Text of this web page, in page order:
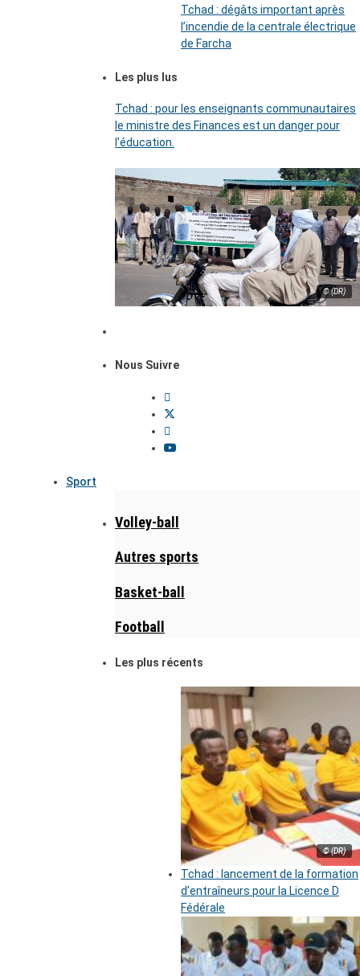
Tchad : dégâts important après
l’incendie de la centrale électrique
de Farcha
Les plus lus
Tchad : pour les enseignants communautaires
le ministre des Finances est un danger pour
l’éducation.
© (DR)
Nous Suivre
Sport
Volley-ball
Autres sports
Basket-ball
Football
Les plus récents
© (DR)
Tchad : lancement de la formation
d’entraîneurs pour la Licence D
Fédérale